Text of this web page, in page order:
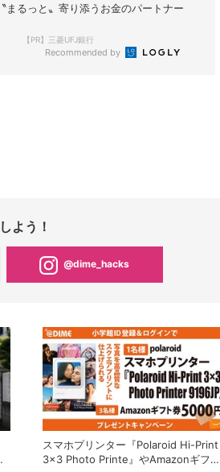
まるっと〟寄り添うお金のパートナー
【PR】三菱UFJ銀行
Recommended by
よう！
@dime_hacks
スマホプリンター『Polaroid Hi-Print
3×3 Photo Printe』やAmazonギフト